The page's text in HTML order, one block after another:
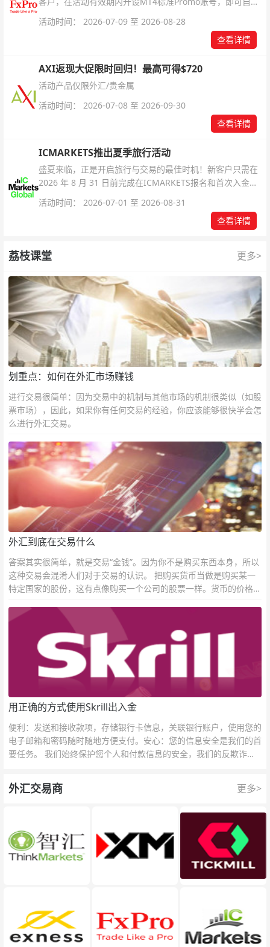
活动时间： 2026-07-09 至 2026-08-28
查看详情
AXI返现大促限时回归！最高可得$720
活动产品仅限外汇/贵金属
活动时间： 2026-07-08 至 2026-09-30
查看详情
ICMARKETS推出夏季旅行活动
盛夏来临，正是开启旅行与交易的最佳时机！新客户只需在
2026 年 8 月 31 日前完成在ICMARKETS报名和首次入金即
活动时间： 2026-07-01 至 2026-08-31
查看详情
荔枝课堂 更多>
划重点：如何在外汇市场赚钱
进行交易很简单：因为交易中的机制与其他市场的机制很类似（如股
票市场），因此，如果你有任何交易的经验，你应该能够很快学会怎
么进行外汇交易。
外汇到底在交易什么
答案其实很简单，就是交易“金钱”。因为你不是购买东西本身，所以
这种交易会混淆人们对于交易的认识。 把购买货币当做是购买某一
特定国家的股份，这有点像购买一个公司的股票一样。货币的价格直
用正确的方式使用Skrill出入金
便利：发送和接收款项，存储银行卡信息，关联银行账户，使用您的
电子邮箱和密码随时随地方便支付。安心：您的信息安全是我们的首
要任务。 我们始终保护您个人和付款信息的安全，我们的反欺诈团
外汇交易商 更多>